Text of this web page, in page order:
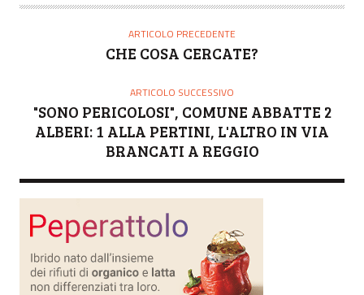
T
ARTICOLO PRECEDENTE
CHE COSA CERCATE?
ARTICOLO SUCCESSIVO
"SONO PERICOLOSI", COMUNE ABBATTE 2
ALBERI: 1 ALLA PERTINI, L'ALTRO IN VIA
BRANCATI A REGGIO